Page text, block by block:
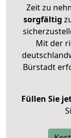
Zeit zu
sorgfältig
Mit der
Bürstadt
Füllen Sie